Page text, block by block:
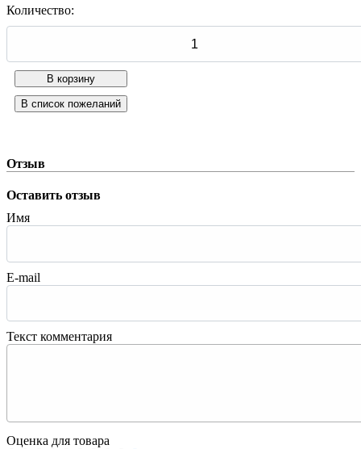
Количество:
Отзыв
Оставить отзыв
Имя
E-mail
Текст комментария
Оценка для товара